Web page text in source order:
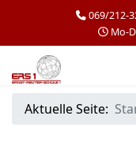
069/212-
Mo-
Aktuelle Seite: